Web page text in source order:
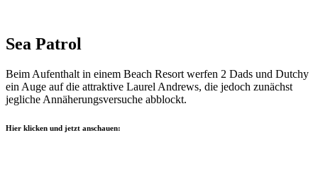
Sea Patrol
Beim Aufenthalt in einem Beach Resort werfen 2 Dads und Dutchy
ein Auge auf die attraktive Laurel Andrews, die jedoch zunächst
jegliche Annäherungsversuche abblockt.
Hier klicken und jetzt anschauen: